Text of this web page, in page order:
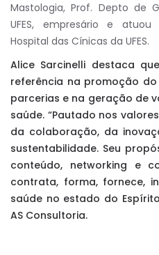
Mastologia, Prof. Depto de
UFES, empresário e
Hospital das Cínicas da UFES.
Alice Sarcinelli destaca
referência na promoção
parcerias e na geração de
saúde. “Pautado nos
da colaboração, da
sustentabilidade. Seu
conteúdo, networking e
contrata, forma, fornece,
saúde no estado do
AS Consultoria.